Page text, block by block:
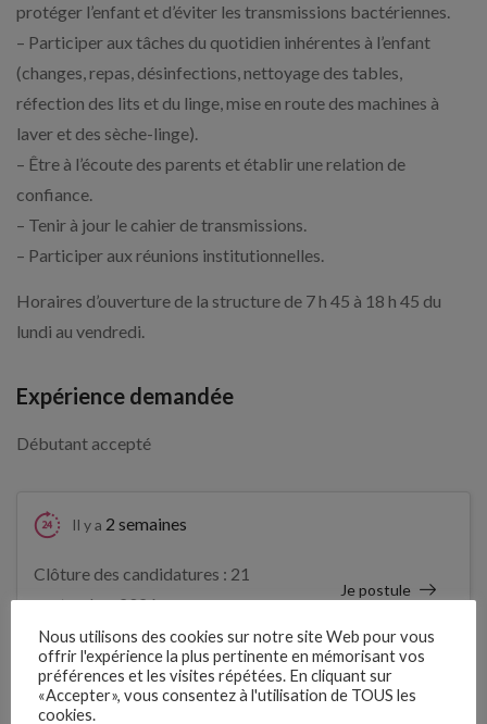
protéger l’enfant et d’éviter les transmissions bactériennes.
– Participer aux tâches du quotidien inhérentes à l’enfant
(changes, repas, désinfections, nettoyage des tables,
réfection des lits et du linge, mise en route des machines à
laver et des sèche-linge).
– Être à l’écoute des parents et établir une relation de
confiance.
– Tenir à jour le cahier de transmissions.
– Participer aux réunions institutionnelles.
Horaires d’ouverture de la structure de 7 h 45 à 18 h 45 du
lundi au vendredi.
Expérience demandée
Débutant accepté
Il y a 2 semaines
Clôture des candidatures : 21
septembre 2026
Je postule
Détails de l’offre
Nous utilisons des cookies sur notre site Web pour vous
offrir l'expérience la plus pertinente en mémorisant vos
préférences et les visites répétées. En cliquant sur
«Accepter», vous consentez à l'utilisation de TOUS les
cookies.